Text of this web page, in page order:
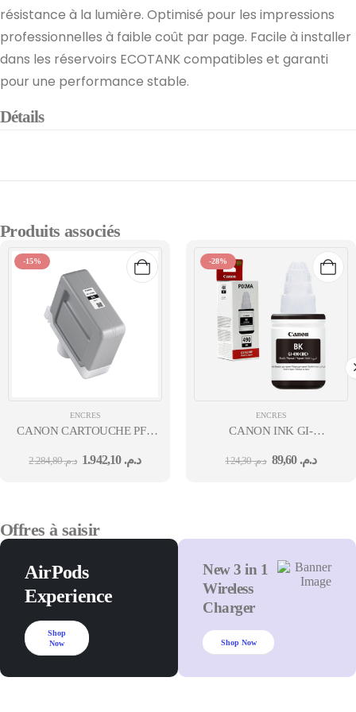
résistance à la lumière. Optimisé pour les impressions
professionnelles à faible coût par page. Facile à installer
dans les réservoirs ECOTANK compatibles et garanti
pour une performance stable.
Détails
Produits associés
-15%
ENCRES
CANON CARTOUCHE PFI-
د.م.2.284,80 د.م.1.942,10
-28%
ENCRES
CANON INK GI-
د.م.124,30 د.م.89,60
Offres à saisir
AirPods
Experience
Shop
Now
New 3 in 1
Wireless
Charger
Shop Now